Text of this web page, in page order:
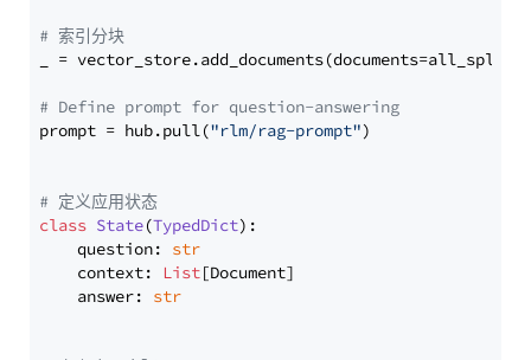
# 索引分块
_ = vector_store.add_documents(documents=all_splits)
# Define prompt for question-answering
prompt = hub.pull("rlm/rag-prompt")
# 定义应用状态
class State(TypedDict):
    question:
str
    context:
List[Document]
    answer:
str